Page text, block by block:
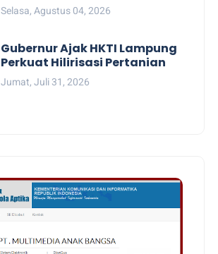
Selasa, Agustus 04, 2026
Gubernur Ajak HKTI Lampung
Perkuat Hilirisasi Pertanian
Jumat, Juli 31, 2026